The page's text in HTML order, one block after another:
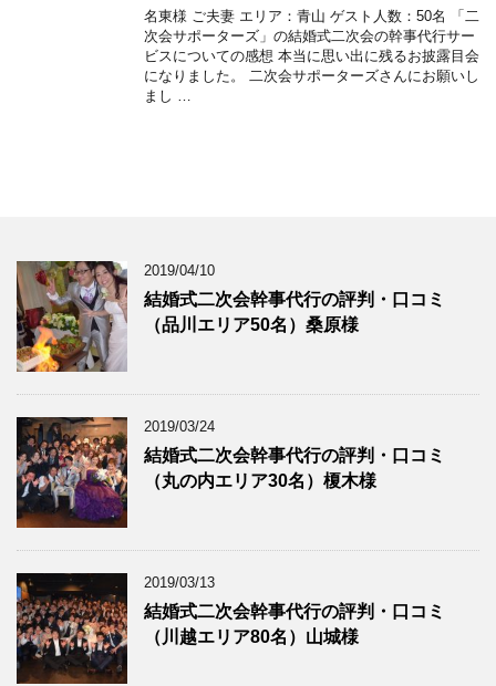
名東様 ご夫妻 エリア：青山 ゲスト人数：50名 「二
次会サポーターズ」の結婚式二次会の幹事代行サー
ビスについての感想 本当に思い出に残るお披露目会
になりました。 二次会サポーターズさんにお願いし
まし …
2019/04/10
結婚式二次会幹事代行の評判・口コミ
（品川エリア50名）桑原様
2019/03/24
結婚式二次会幹事代行の評判・口コミ
（丸の内エリア30名）榎木様
2019/03/13
結婚式二次会幹事代行の評判・口コミ
（川越エリア80名）山城様